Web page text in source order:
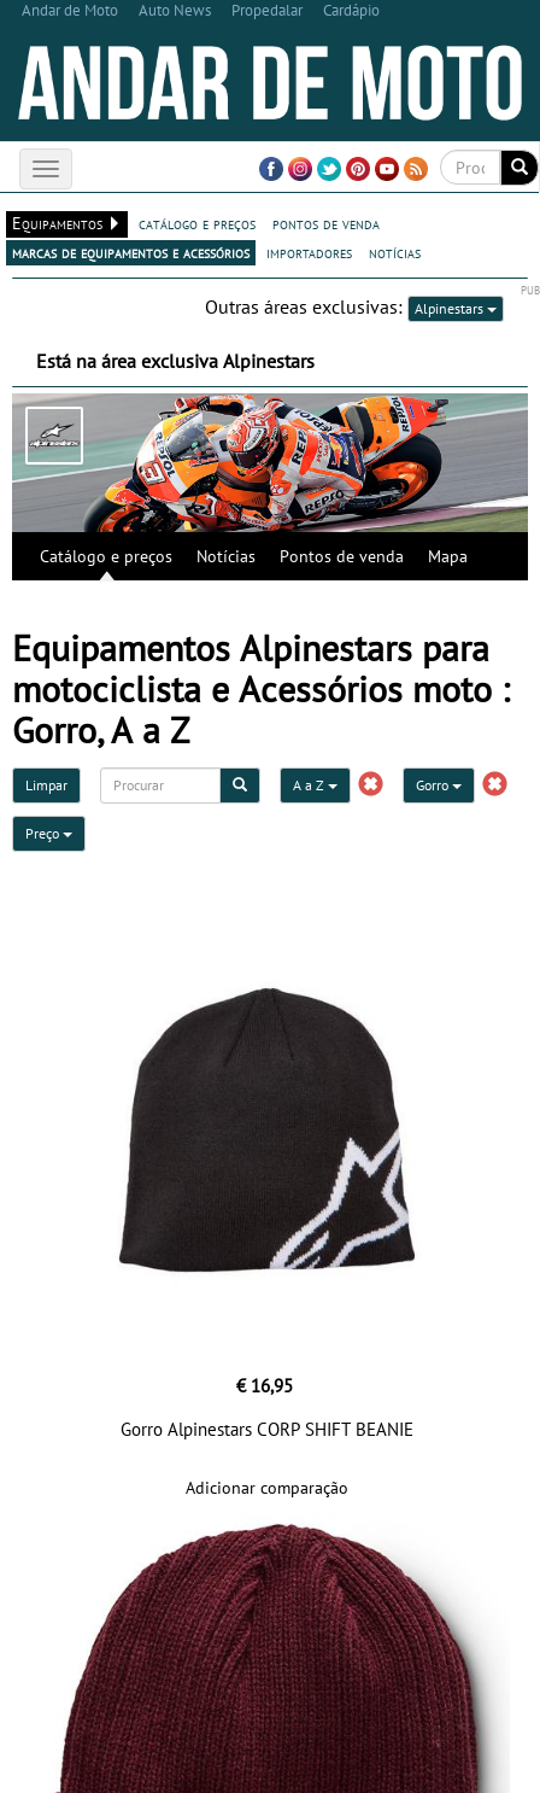
Andar de Moto Auto News Propedalar Cardápio
Toggle
navigation
Equipamentos
catálogo e preços
pontos de venda
marcas de equipamentos e acessórios
importadores notícias
Outras áreas exclusivas: Alpinestars
Está na área exclusiva Alpinestars
Catálogo e preços Notícias Pontos de venda Mapa
Equipamentos Alpinestars para
motociclista e Acessórios moto :
Gorro, A a Z
Limpar A a Z Gorro
Preço
€ 16,95
Gorro Alpinestars CORP SHIFT BEANIE
Adicionar comparação